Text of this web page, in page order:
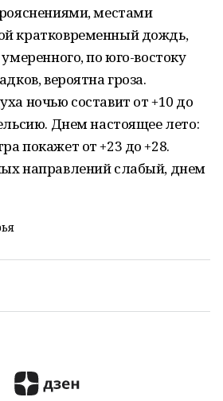
местами
кратковременный дождь,
по юго-востоку
вероятна гроза.
ночью составит от +10 до
Днем настоящее лето:
покажет от +23 до +28.
направлений слабый, днем